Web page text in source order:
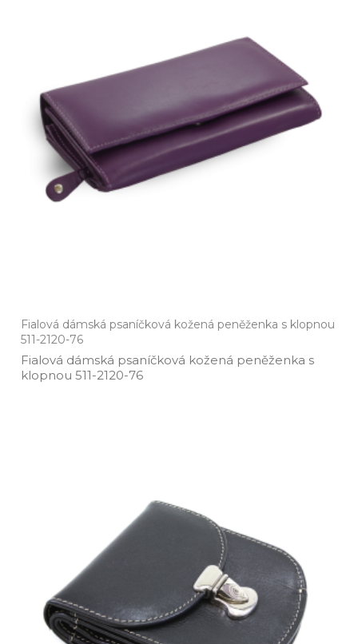
Fialová dámská psaníčková kožená peněženka s klopnou
511-2120-76
Fialová dámská psaníčková kožená peněženka s
klopnou 511­-2120­-76